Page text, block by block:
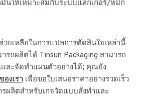
นให้เหมาะสมกับระบบแล็กเกอร์/หมึก
ยเหลือในการแปลการตัดสินใจเหล่านี้
ถผลิตได้ Tinsun Packaging สามารถ
ละจัดทำแผนตัวอย่างได้; คุณยัง
งเรา เพื่อขอใบเสนอราคาอย่างรวดเร็ว
รผลิตสำหรับเกจวัดแบบสั่งทำและ